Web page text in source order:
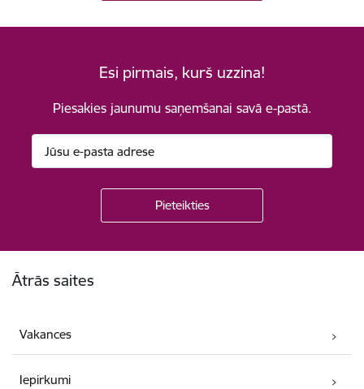
Esi pirmais, kurš uzzina!
Piesakies jaunumu saņemšanai savā e-pastā.
Ātrās saites
Vakances
Iepirkumi